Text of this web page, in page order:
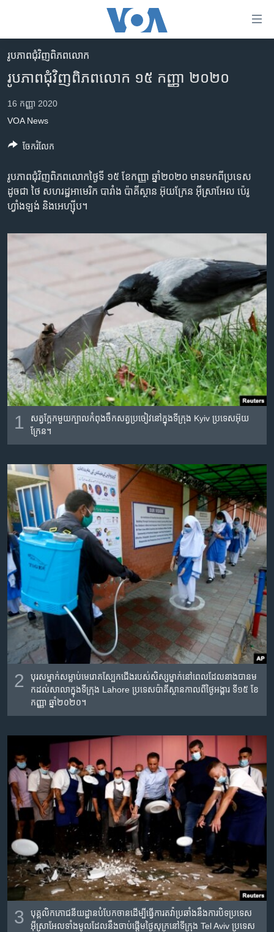
គេហទំព័រ​
រំលង​
និង​
ទំព័រ​
តែ​
ម្តង
រំលង​
ចូល​
ទៅ​
កាន់​
ទំព័រ​
ស្វែង​
រក
កម្ពុជា
អន្តរជាតិ
អាមេរិក
ហេឡូវីអូអេ
កម្ពុជាច្នៃប្រតិដ្ឋ
ព្រឹត្តិការណ៍ព័ត៌មាន
វិទ្យុ / ផតខាសថ៍
កម្មវិធីទាំងអស់
បណ្តាញ​សង្គម
ភាសា
រូបភាព​ជុំ​វិញ​ពិភពលោក
រូបភាពជុំវិញពិភពលោក ១៥ កញ្ញា ២០២០
16 កញ្ញា 2020
VOA News
រូបភាពជុំវិញពិភពលោកថ្ងៃទី ១៥ ខែកញ្ញា ឆ្នាំ២០២០ មានមកពីប្រទេស​
ដូចជា ថៃ សហរដ្ឋអាមេរិក បារាំង ប៉ាគីស្ថាន អ៊ុយក្រែន អ៊ីស្រាអែល ប៉េរូ​
ហ្វាំងឡង់ និងអេហ្ស៊ីប។
1
សត្វក្អែក​មួយក្បាល​កំពុង​ចឹក​សត្វប្រចៀវ​នៅ​ក្នុង​ទីក្រុង Kyiv ប្រទេស​អ៊ុយ
ក្រែន។
2
បុរស​ម្នាក់​សម្លាប់មេរោគ​ស្បែក​ជើង​របស់​សិស្ស​ម្នាក់​នៅពេល​ដែល​នាង​បានម​
ក​ដល់​សាលា​ក្នុង​ទីក្រុង Lahore ប្រទេស​ប៉ាគីស្ថានកាលពីថ្ងៃអង្គារ​ ទី​១៥ ខែ
កញ្ញា ឆ្នាំ២០២០។
3
បុគ្គលិក​ភោជនីយដ្ឋាន​បំបែកចាន​ដើម្បីធ្វើការ​តវ៉ាប្រឆាំង​នឹង​ការ​បិទ​ប្រទេស
អ៊ីស្រាអែល​ទាំង​​មូលដែល​នឹង​ចាប់​ផ្តើម​ថ្ងៃសុក្រ​នៅទីក្រុង Tel Aviv​ ប្រទេស​
ចែករំលែក